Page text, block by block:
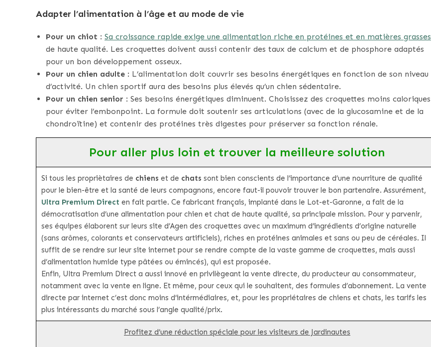
Adapter l’alimentation à l’âge et au mode de vie
Pour un chiot : Sa croissance rapide exige une alimentation riche en protéines et en matières grasses
de haute qualité. Les croquettes doivent aussi contenir des taux de calcium et de phosphore adaptés
pour un bon développement osseux.
Pour un chien adulte : L’alimentation doit couvrir ses besoins énergétiques en fonction de son niveau
d’activité. Un chien sportif aura des besoins plus élevés qu’un chien sédentaire.
Pour un chien senior : Ses besoins énergétiques diminuent. Choisissez des croquettes moins caloriques
pour éviter l’embonpoint. La formule doit soutenir ses articulations (avec de la glucosamine et de la
chondroïtine) et contenir des protéines très digestes pour préserver sa fonction rénale.
Pour aller plus loin et trouver la meilleure solution
Si tous les propriètaires de chiens et de chats sont bien conscients de l’importance d’une nourriture de qualité
pour le bien-être et la santé de leurs compagnons, encore faut-il pouvoir trouver le bon partenaire. Assurément,
Ultra Premium Direct en fait partie. Ce fabricant français, implanté dans le Lot-et-Garonne, a fait de la
démocratisation d’une alimentation pour chien et chat de haute qualité, sa principale mission. Pour y parvenir,
ses équipes élaborent sur leurs site d’Agen des croquettes avec un maximum d’ingrédients d’origine naturelle
(sans arômes, colorants et conservateurs artificiels), riches en protéines animales et sans ou peu de céréales. Il
suffit de se rendre sur leur site internet pour se rendre compte de la vaste gamme de croquettes, mais aussi
d’alimentation humide type pâtées ou émincés), qui est proposée.
Enfin, Ultra Premium Direct a aussi innové en privilègeant la vente directe, du producteur au consommateur,
notamment avec la vente en ligne. Et même, pour ceux qui le souhaitent, des formules d’abonnement. La vente
directe par internet c’est donc moins d’intérmédiaires, et, pour les propriétaires de chiens et chats, les tarifs les
plus intéressants du marché sous l’angle qualité/prix.
Profitez d’une réduction spéciale pour les visiteurs de Jardinautes